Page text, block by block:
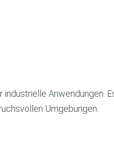
Anwendungen.
Umgebungen.